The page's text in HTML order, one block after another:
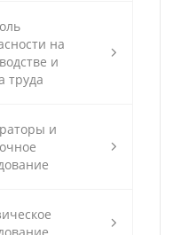
на
и
труда
и